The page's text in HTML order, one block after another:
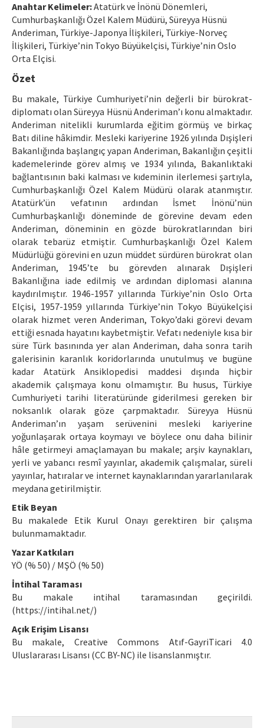
Contact Us
Anahtar Kelimeler:Atatürk ve İnönü Dönemleri,
Cumhurbaşkanlığı Özel Kalem Müdürü, Süreyya Hüsnü
Anderiman, Türkiye-Japonya İlişkileri, Türkiye-Norveç
İlişkileri, Türkiye’nin Tokyo Büyükelçisi, Türkiye’nin Oslo
Orta Elçisi.
Özet
Bu makale, Türkiye Cumhuriyeti’nin değerli bir bürokrat-
diplomatı olan Süreyya Hüsnü Anderiman’ı konu almaktadır.
Anderiman nitelikli kurumlarda eğitim görmüş ve birkaç
Batı diline hâkimdir. Mesleki kariyerine 1926 yılında Dışişleri
Bakanlığında başlangıç yapan Anderiman, Bakanlığın çeşitli
kademelerinde görev almış ve 1934 yılında, Bakanlıktaki
bağlantısının baki kalması ve kıdeminin ilerlemesi şartıyla,
Cumhurbaşkanlığı Özel Kalem Müdürü olarak atanmıştır.
Atatürk’ün vefatının ardından İsmet İnönü’nün
Cumhurbaşkanlığı döneminde de görevine devam eden
Anderiman, döneminin en gözde bürokratlarından biri
olarak tebarüz etmiştir. Cumhurbaşkanlığı Özel Kalem
Müdürlüğü görevini en uzun müddet sürdüren bürokrat olan
Anderiman, 1945’te bu görevden alınarak Dışişleri
Bakanlığına iade edilmiş ve ardından diplomasi alanına
kaydırılmıştır. 1946-1957 yıllarında Türkiye’nin Oslo Orta
Elçisi, 1957-1959 yıllarında Türkiye’nin Tokyo Büyükelçisi
olarak hizmet veren Anderiman, Tokyo’daki görevi devam
ettiği esnada hayatını kaybetmiştir. Vefatı nedeniyle kısa bir
süre Türk basınında yer alan Anderiman, daha sonra tarih
galerisinin karanlık koridorlarında unutulmuş ve bugüne
kadar Atatürk Ansiklopedisi maddesi dışında hiçbir
akademik çalışmaya konu olmamıştır. Bu husus, Türkiye
Cumhuriyeti tarihi literatüründe giderilmesi gereken bir
noksanlık olarak göze çarpmaktadır. Süreyya Hüsnü
Anderiman’ın yaşam serüvenini mesleki kariyerine
yoğunlaşarak ortaya koymayı ve böylece onu daha bilinir
hâle getirmeyi amaçlamayan bu makale; arşiv kaynakları,
yerli ve yabancı resmî yayınlar, akademik çalışmalar, süreli
yayınlar, hatıralar ve internet kaynaklarından yararlanılarak
meydana getirilmiştir.
Etik Beyan
Bu makalede Etik Kurul Onayı gerektiren bir çalışma
bulunmamaktadır.
Yazar Katkıları
YÖ (% 50) / MŞÖ (% 50)
İntihal Taraması
Bu makale intihal taramasından geçirildi.
(https://intihal.net/)
Açık Erişim Lisansı
Bu makale, Creative Commons Atıf-GayriTicari 4.0
Uluslararası Lisansı (CC BY-NC) ile lisanslanmıştır.